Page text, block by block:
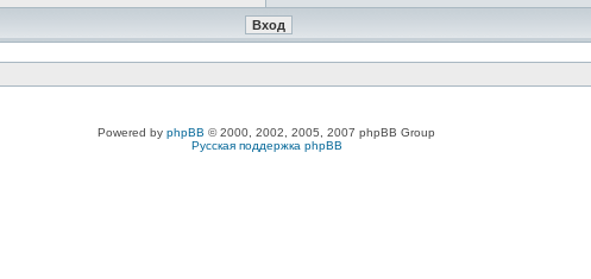
Powered by phpBB © 2000, 2002, 2005, 2007 phpBB Group
Русская поддержка phpBB